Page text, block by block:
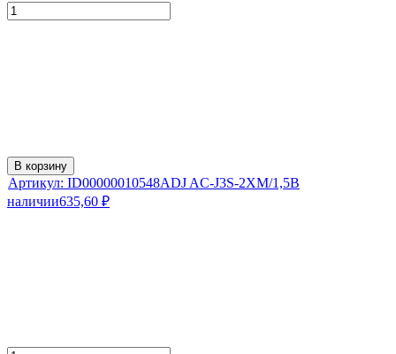
В корзину
Артикул: ID00000010548ADJ AC-J3S-2XM/1,5В
наличии635,60 ₽